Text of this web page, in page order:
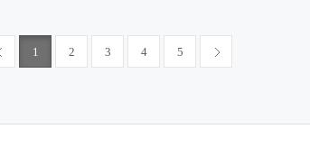
1 2 3 4 5